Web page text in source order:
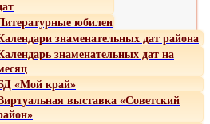
юбилеи
знаменательных дат района
знаменательных дат на
«Мой край»
выставка «Советский